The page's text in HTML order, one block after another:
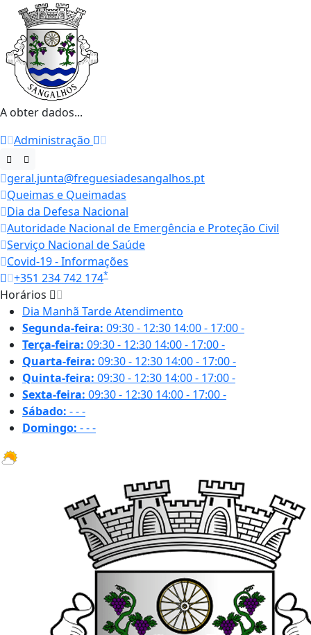
A obter dados...
Administração
geral.junta@freguesiadesangalhos.pt
Queimas e Queimadas
Dia da Defesa Nacional
Autoridade Nacional de Emergência e Proteção Civil
Serviço Nacional de Saúde
Covid-19 - Informações
+351 234 742 174*
Horários
Dia Manhã TardeAtendimento
Segunda-feira: 09:30 - 12:30 14:00 - 17:00-
Terça-feira: 09:30 - 12:30 14:00 - 17:00-
Quarta-feira: 09:30 - 12:30 14:00 - 17:00-
Quinta-feira: 09:30 - 12:30 14:00 - 17:00-
Sexta-feira: 09:30 - 12:30 14:00 - 17:00-
Sábado: ---
Domingo: ---